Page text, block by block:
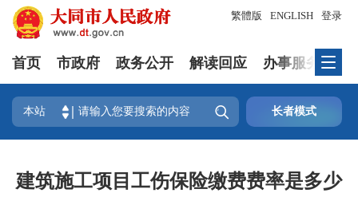
登录
繁體版 ENGLISH
首页 市政府 政务公开 解读回应 办事服务
本站  长者模式
建筑施工项目工伤保险缴费费率是多少